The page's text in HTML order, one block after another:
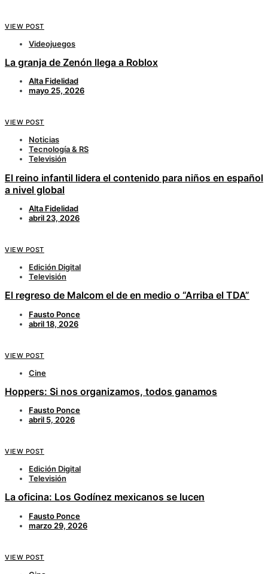
VIEW POST
Videojuegos
La granja de Zenón llega a Roblox
Alta Fidelidad
mayo 25, 2026
VIEW POST
Noticias
Tecnología & RS
Televisión
El reino infantil lidera el contenido para niños en español
a nivel global
Alta Fidelidad
abril 23, 2026
VIEW POST
Edición Digital
Televisión
El regreso de Malcom el de en medio o “Arriba el TDA”
Fausto Ponce
abril 18, 2026
VIEW POST
Cine
Hoppers: Si nos organizamos, todos ganamos
Fausto Ponce
abril 5, 2026
VIEW POST
Edición Digital
Televisión
La oficina: Los Godínez mexicanos se lucen
Fausto Ponce
marzo 29, 2026
VIEW POST